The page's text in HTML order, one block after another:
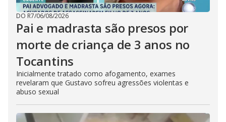
DO R7/06/08/2026
Pai e madrasta são presos por
morte de criança de 3 anos no
Tocantins
Inicialmente tratado como afogamento, exames
revelaram que Gustavo sofreu agressões violentas e
abuso sexual